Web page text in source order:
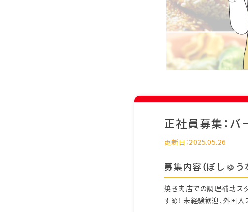
正社員募集：バ
更新日：2025.05.26
募集内容（ぼしゅう
焼き肉店での調理補助ス
すめ！ 未経験歓迎、外国